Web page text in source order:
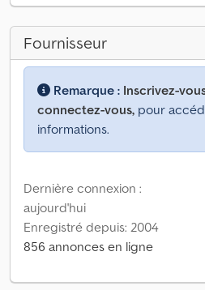
Fournisseur
Remarque : Inscrivez-
connectez-vous, pour
informations.
Dernière connexion :
aujourd'hui
Enregistré depuis: 2004
856 annonces en ligne